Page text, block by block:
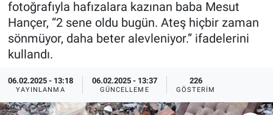
fotoğrafıyla hafızalara kazınan baba Mesut
Hançer, “2 sene oldu bugün. Ateş hiçbir zaman
sönmüyor, daha beter alevleniyor.” ifadelerini
kullandı.
06.02.2025 - 13:18
YAYINLANMA
06.02.2025 - 13:37
GÜNCELLEME
226
GÖSTERIM
Ege Saati
Ege'den Esintiler
Eğitim
Eğlence
Yayın Akışı
İletişim
Haber Arşivi